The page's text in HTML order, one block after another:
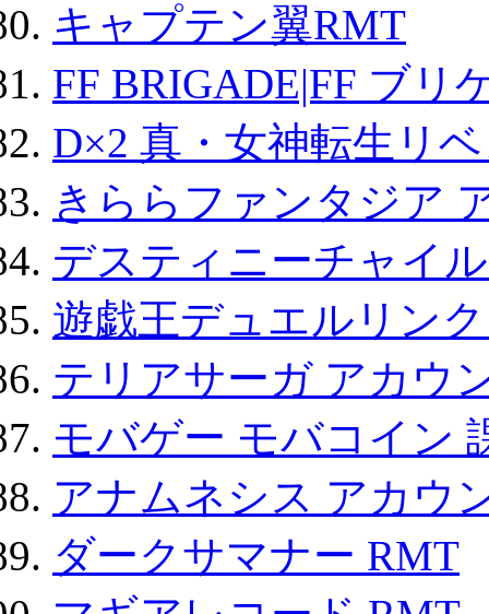
キャプテン翼RMT
FF BRIGADE|FF ブリ
D×2 真・女神転生リ
きららファンタジア
デスティニーチャイ
遊戯王デュエルリン
テリアサーガ アカウ
モバゲー モバコイン
アナムネシス アカウ
ダークサマナー RMT